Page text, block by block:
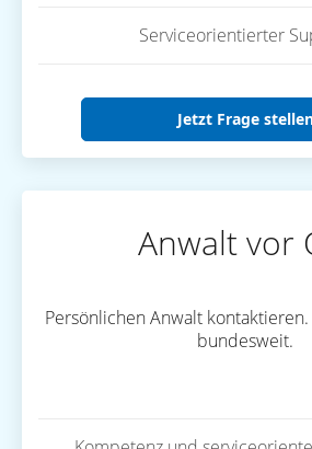
Serviceorientierter
Jetzt Frage
Anwalt vor
Persönlichen Anwalt
bundesweit.